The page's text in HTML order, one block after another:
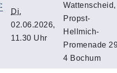
Di.
02.06.2026,
11.30 Uhr
Wattenscheid,
Propst-
Hellmich-
Promenade
4 Bochum